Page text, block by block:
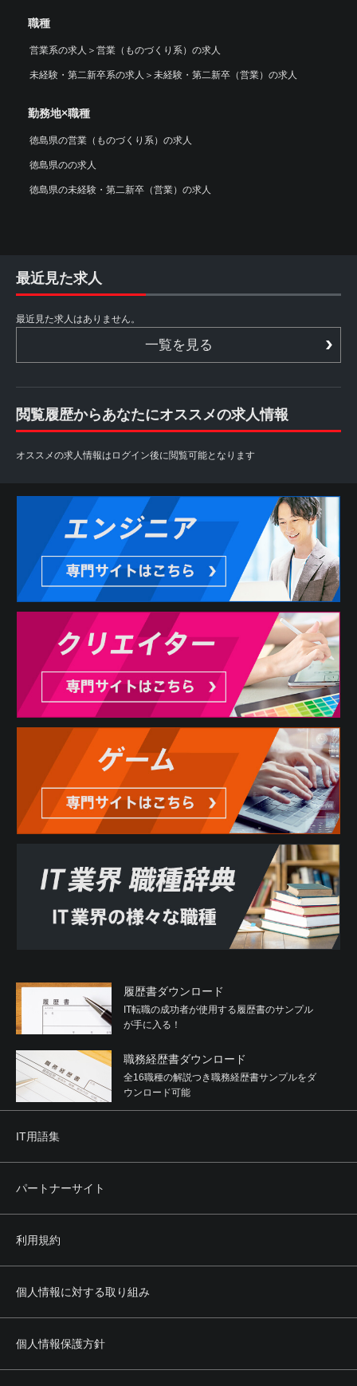
職種
営業系の求人 ＞ 営業（ものづくり系）の求人
未経験・第二新卒系の求人 ＞ 未経験・第二新卒（営業）の求人
勤務地×職種
徳島県の営業（ものづくり系）の求人
徳島県のの求人
徳島県の未経験・第二新卒（営業）の求人
最近見た求人
最近見た求人はありません。
一覧を見る
閲覧履歴からあなたにオススメの求人情報
オススメの求人情報はログイン後に閲覧可能となります
履歴書ダウンロード
IT転職の成功者が使用する履歴書のサンプル
が手に入る！
職務経歴書ダウンロード
全16職種の解説つき職務経歴書サンプルをダ
ウンロード可能
IT用語集
パートナーサイト
利用規約
個人情報に対する取り組み
個人情報保護方針